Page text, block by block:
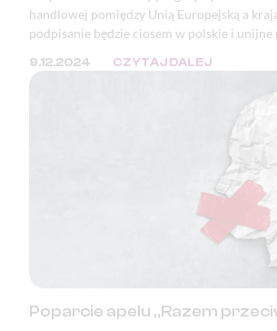
handlowej pomiędzy Unią Europejską a
podpisanie będzie ciosem w polskie i
względem ekologicznym, klimatycznym i
9.12.2024 CZYTAJ DALEJ
Poparcie apelu „Razem